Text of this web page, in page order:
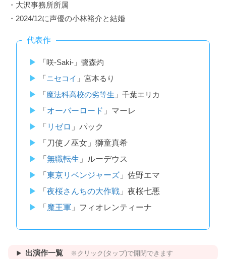
・大沢事務所所属
・2024/12に声優の小林裕介と結婚
代表作
「咲-Saki-」鷺森灼
「ニセコイ 」宮本るり
「魔法科高校の劣等生 」千葉エリカ
「 オーバーロード 」マーレ
「 リゼロ 」パック
「刀使ノ巫女」獅童真希
「 無職転生 」ルーデウス
「 東京リベンジャーズ」佐野エマ
「 夜桜さんちの大作戦」夜桜七悪
「 魔王軍」フィオレンティーナ
出演作一覧 ※クリック(タップ)で開閉できます